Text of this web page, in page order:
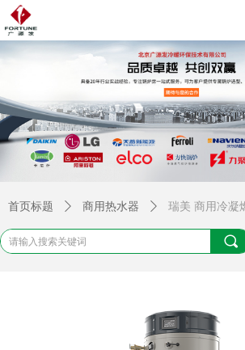
首页标题 ꄲ 商用热水器 ꄲ 瑞美 商用冷凝
끠